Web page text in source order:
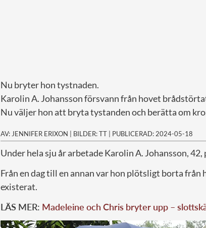
Nu bryter hon tystnaden.
Karolin A. Johansson försvann från hovet
Nu väljer hon att bryta tystanden och berätta om
AV: JENNIFER ERIXON | BILDER: TT | PUBLICERAD: 2024-05-18
Under hela sju år arbetade Karolin A. Johansson,
Från en dag till en annan var hon plötsligt borta från
existerat.
LÄS MER: Madeleine och Chris bryter upp –